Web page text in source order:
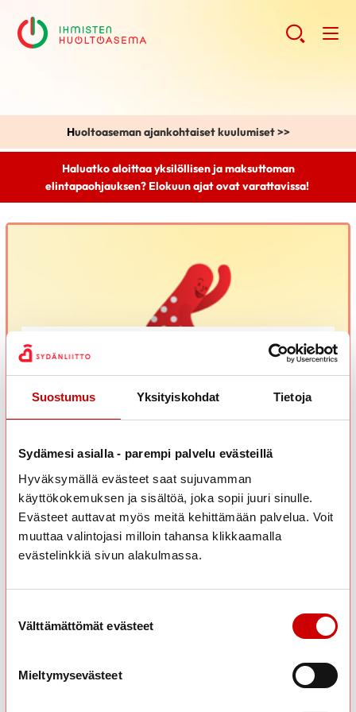
Suostumus Yksityiskohdat Tietoja
Sydämesi asialla - parempi palvelu evästeillä
Hyväksymällä evästeet saat sujuvamman
käyttökokemuksen ja sisältöä, joka sopii juuri sinulle.
Evästeet auttavat myös meitä kehittämään palvelua. Voit
muuttaa valintojasi milloin tahansa klikkaamalla
evästelinkkiä sivun alakulmassa.
Välttämättömät evästeet
Mieltymysevästeet
Huoltoaseman ajankohtaiset kuulumiset >>
Haluatko aloittaa yksilöllisen ja maksuttoman
elintapaohjauksen? Elokuun ajat ovat varattavissa!
Liikkujatyyppisi on:
Terveyden korostaja kuvailee itseään yleensä
näin:
Arvostan liikunnassa sitä, että liikunnalla voin hoitaa
Liikkujana olen KUNTOILIJA. Liikun omien
väline saavuttaa terve ja hyvä elämä. Liikkuminen